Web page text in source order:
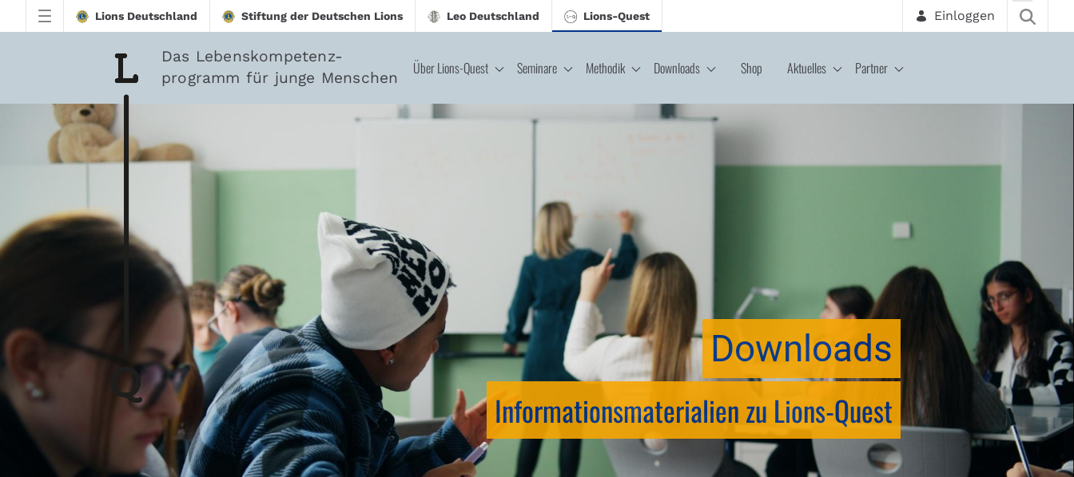
Zum Hauptinhalt springen
Lions Deutschland Stiftung der Deutschen Lions Leo Deutschland Lions-Quest Einloggen
Das Lebenskompetenz-
programm für junge Menschen
Über Lions-Quest Seminare Methodik Downloads Shop Aktuelles Partner
downloadtest20260213CJ - Lions-Quest
Downloads
Informationsmaterialien zu Lions-Quest